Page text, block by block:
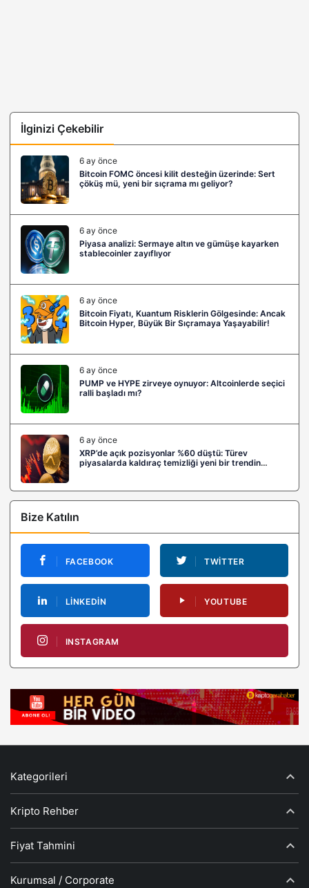
İlginizi Çekebilir
6 ay önce
Bitcoin FOMC öncesi kilit desteğin üzerinde: Sert
çöküş mü, yeni bir sıçrama mı geliyor?
6 ay önce
Piyasa analizi: Sermaye altın ve gümüşe kayarken
stablecoinler zayıflıyor
6 ay önce
Bitcoin Fiyatı, Kuantum Risklerin Gölgesinde: Ancak
Bitcoin Hyper, Büyük Bir Sıçramaya Yaşayabilir!
6 ay önce
PUMP ve HYPE zirveye oynuyor: Altcoinlerde seçici
ralli başladı mı?
6 ay önce
XRP’de açık pozisyonlar %60 düştü: Türev
piyasalarda kaldıraç temizliği yeni bir trendin
Bize Katılın
FACEBOOK TWITTER
LINKEDIN YOUTUBE
INSTAGRAM
Kategorileri
Kripto Rehber
Fiyat Tahmini
Kurumsal / Corporate